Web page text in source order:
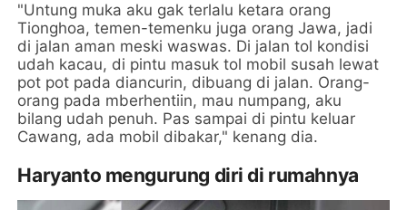
"Untung muka aku gak terlalu ketara orang
Tionghoa, temen-temenku juga orang Jawa, jadi
di jalan aman meski waswas. Di jalan tol kondisi
udah kacau, di pintu masuk tol mobil susah lewat
pot pot pada diancurin, dibuang di jalan. Orang-
orang pada mberhentiin, mau numpang, aku
bilang udah penuh. Pas sampai di pintu keluar
Cawang, ada mobil dibakar," kenang dia.
Haryanto mengurung diri di rumahnya